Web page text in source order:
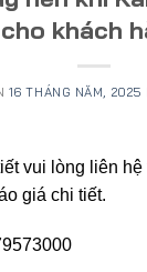
cho khách
16 THÁNG NĂM, 2025
vui lòng liên
giá chi tiết.